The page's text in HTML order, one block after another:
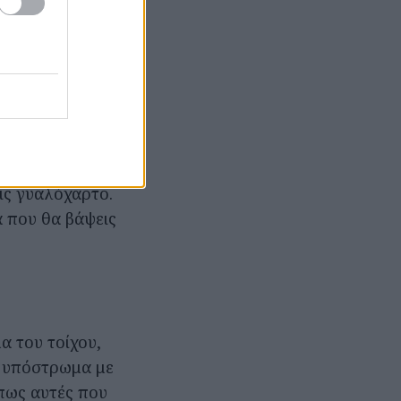
και
δεν θα
γυαλόχαρτο.
που θα βάψεις
του τοίχου,
υπόστρωμα με
αυτές που